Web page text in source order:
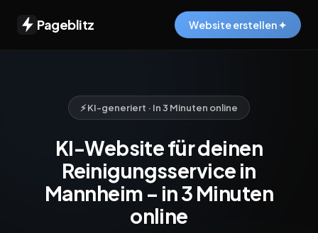
Pageblitz Website erstellen ✦
⚡ KI-generiert · In 3 Minuten online
KI-Website für deinen
Reinigungsservice in
Mannheim – in 3 Minuten
online